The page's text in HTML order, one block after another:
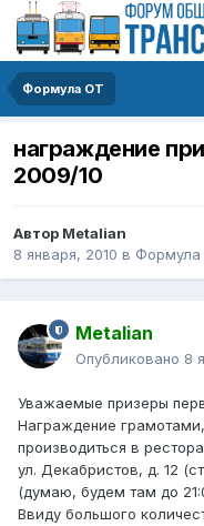
Формула ОТ
награждение
2009/10
Автор Metalian
8 января, 2010 в
Metalian
Опубликовано 8
Уважаемые призеры
Награждение
производиться в
ул. Декабристов, д. 12
(думаю, будем там до
Ввиду большого